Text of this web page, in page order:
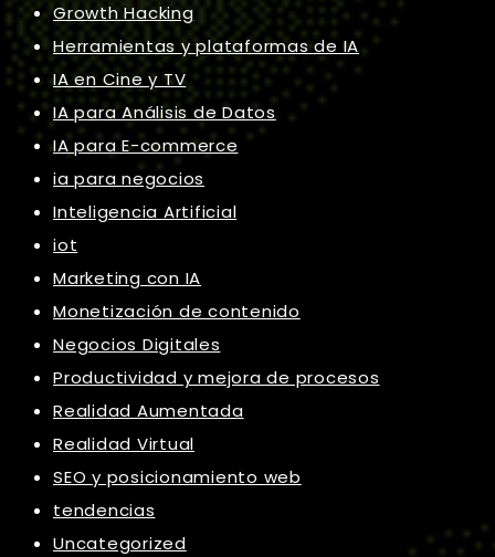
Growth Hacking
Herramientas y plataformas de IA
IA en Cine y TV
IA para Análisis de Datos
IA para E-commerce
ia para negocios
Inteligencia Artificial
iot
Marketing con IA
Monetización de contenido
Negocios Digitales
Productividad y mejora de procesos
Realidad Aumentada
Realidad Virtual
SEO y posicionamiento web
tendencias
Uncategorized